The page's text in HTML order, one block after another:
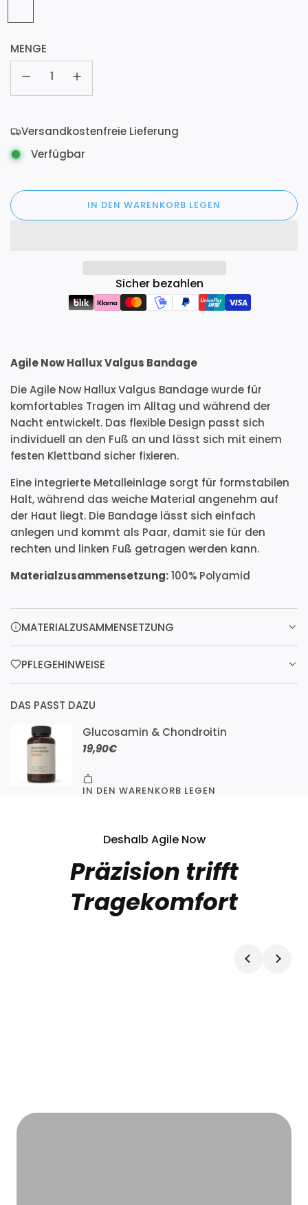
MENGE
Versandkostenfreie Lieferung
Verfügbar
IN DEN WARENKORB LEGEN
L
A
.
.
Sicher bezahlen
Agile Now Hallux Valgus Bandage
Die Agile Now Hallux Valgus Bandage wurde für
komfortables Tragen im Alltag und während der
Nacht entwickelt. Das flexible Design passt sich
individuell an den Fuß an und lässt sich mit einem
festen Klettband sicher fixieren.
Eine integrierte Metalleinlage sorgt für formstabilen
Halt, während das weiche Material angenehm auf
der Haut liegt. Die Bandage lässt sich einfach
anlegen und kommt als Paar, damit sie für den
rechten und linken Fuß getragen werden kann.
Materialzusammensetzung:100% Polyamid
MATERIALZUSAMMENSETZUNG
PFLEGEHINWEISE
DAS PASST DAZU
Deshalb Agile Now
Präzision trifft
Tragekomfort